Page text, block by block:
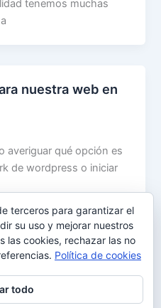
tenemos muchas
nuestra web en
averiguar qué opción es
de wordpress o iniciar
Siguiente→
terceros para garantizar el
su uso y mejorar nuestros
las cookies, rechazar las no
Política de cookies
todo